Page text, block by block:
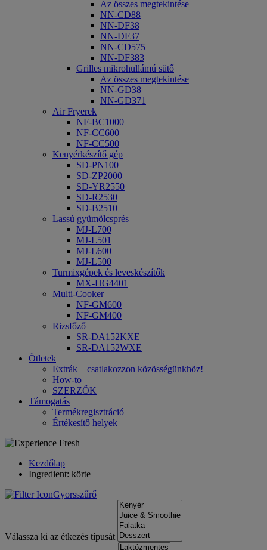
Az összes megtekintése
NN-CD88
NN-DF38
NN-DF37
NN-CD575
NN-DF383
Grilles mikrohullámú sütő
Az összes megtekintése
NN-GD38
NN-GD371
Air Fryerek
NF-BC1000
NF-CC600
NF-CC500
Kenyérkészítő gép
SD-PN100
SD-ZP2000
SD-YR2550
SD-R2530
SD-B2510
Lassú gyümölcsprés
MJ-L700
MJ-L501
MJ-L600
MJ-L500
Turmixgépek és leveskészítők
MX-HG4401
Multi-Cooker
NF-GM600
NF-GM400
Rizsfőző
SR-DA152KXE
SR-DA152WXE
Ötletek
Extrák – csatlakozzon közösségünkhöz!
How-to
SZERZŐK
Támogatás
Termékregisztráció
Értékesítő helyek
Kezdőlap
Ingredient: körte
Gyorsszűrő
Válassza ki az étkezés típusát